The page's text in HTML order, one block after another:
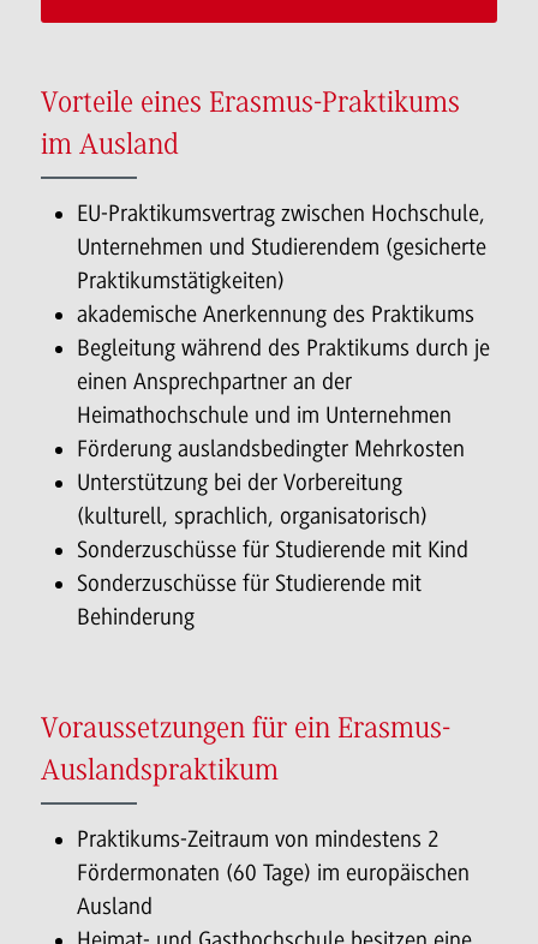
Vorteile eines Erasmus-Praktikums
im Ausland
EU-Praktikumsvertrag zwischen Hochschule,
Unternehmen und Studierendem (gesicherte
Praktikumstätigkeiten)
akademische Anerkennung des Praktikums
Begleitung während des Praktikums durch je
einen Ansprechpartner an der
Heimathochschule und im Unternehmen
Förderung auslandsbedingter Mehrkosten
Unterstützung bei der Vorbereitung
(kulturell, sprachlich, organisatorisch)
Sonderzuschüsse für Studierende mit Kind
Sonderzuschüsse für Studierende mit
Behinderung
Voraussetzungen für ein Erasmus-
Auslandspraktikum
Praktikums-Zeitraum von mindestens 2
Fördermonaten (60 Tage) im europäischen
Ausland